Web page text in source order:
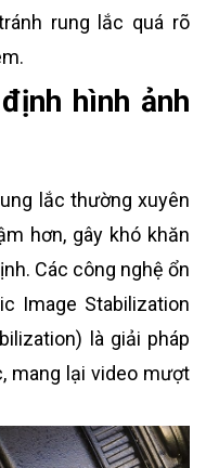
rung lắc quá rõ
hình ảnh
lắc thường xuyên
hơn, gây khó khăn
Các công nghệ ổn
Image Stabilization
là giải pháp
mang lại video mượt